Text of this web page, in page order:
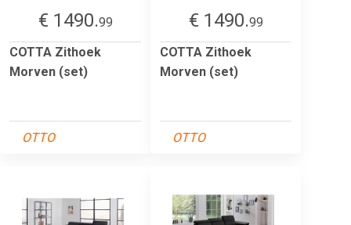
€ 1490.99
COTTA Zithoek
Morven (set)
OTTO
€ 1490.99
COTTA Zithoek
Morven (set)
OTTO